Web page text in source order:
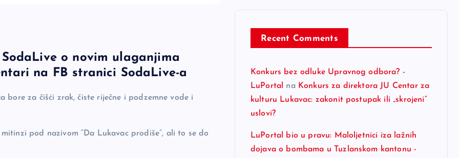
o novim ulaganjima
na FB stranici SodaLive-a
bore za čišći zrak, čiste riječne i podzemne vode i
pod nazivom “Da Lukavac prodiše”, ali to se do
Recent Comments
Konkurs bez odluke Upravnog odbora? -
LuPortal
na Konkurs za direktora JU Centar za
kulturu Lukavac: zakonit postupak ili „skrojeni“
uslovi?
LuPortal bio u pravu: Maloljetnici iza lažnih
dojava o bombama u Tuzlanskom kantonu -